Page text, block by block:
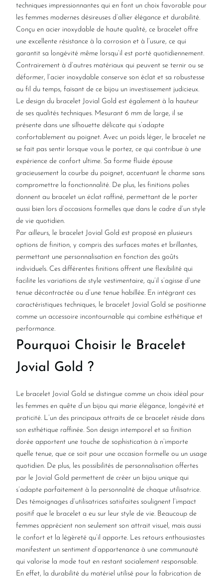
techniques impressionnantes qui en font un choix favorable pour
les femmes modernes désireuses d’allier élégance et durabilité.
Conçu en acier inoxydable de haute qualité, ce bracelet offre
une excellente résistance à la corrosion et à l’usure, ce qui
garantit sa longévité même lorsqu’il est porté quotidiennement.
Contrairement à d’autres matériaux qui peuvent se ternir ou se
déformer, l’acier inoxydable conserve son éclat et sa robustesse
au fil du temps, faisant de ce bijou un investissement judicieux.
Le design du bracelet Jovial Gold est également à la hauteur
de ses qualités techniques. Mesurant 6 mm de large, il se
présente dans une silhouette délicate qui s’adapte
confortablement au poignet. Avec un poids léger, le bracelet ne
se fait pas sentir lorsque vous le portez, ce qui contribue à une
expérience de confort ultime. Sa forme fluide épouse
gracieusement la courbe du poignet, accentuant le charme sans
compromettre la fonctionnalité. De plus, les finitions polies
donnent au bracelet un éclat raffiné, permettant de le porter
aussi bien lors d’occasions formelles que dans le cadre d’un style
de vie quotidien.
Par ailleurs, le bracelet Jovial Gold est proposé en plusieurs
options de finition, y compris des surfaces mates et brillantes,
permettant une personnalisation en fonction des goûts
individuels. Ces différentes finitions offrent une flexibilité qui
facilite les variations de style vestimentaire, qu’il s’agisse d’une
tenue décontractée ou d’une tenue habillée. En intégrant ces
caractéristiques techniques, le bracelet Jovial Gold se positionne
comme un accessoire incontournable qui combine esthétique et
performance.
Pourquoi Choisir le Bracelet
Jovial Gold ?
Le bracelet Jovial Gold se distingue comme un choix idéal pour
les femmes en quête d’un bijou qui marie élégance, longévité et
praticité. L’un des principaux attraits de ce bracelet réside dans
son esthétique raffinée. Son design intemporel et sa finition
dorée apportent une touche de sophistication à n’importe
quelle tenue, que ce soit pour une occasion formelle ou un usage
quotidien. De plus, les possibilités de personnalisation offertes
par le Jovial Gold permettent de créer un bijou unique qui
s’adapte parfaitement à la personnalité de chaque utilisatrice.
Des témoignages d’utilisatrices satisfaites soulignent l’impact
positif que le bracelet a eu sur leur style de vie. Beaucoup de
femmes apprécient non seulement son attrait visuel, mais aussi
le confort et la légèreté qu’il apporte. Les retours enthousiastes
manifestent un sentiment d’appartenance à une communauté
qui valorise la mode tout en restant socialement responsable.
En effet, la durabilité du matériel utilisé pour la fabrication de